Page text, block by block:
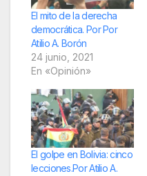
El mito de la derecha
democrática. Por Por
Atilio A. Borón
24 junio, 2021
En «Opinión»
El golpe en Bolivia: cinco
lecciones.Por Atilio A.